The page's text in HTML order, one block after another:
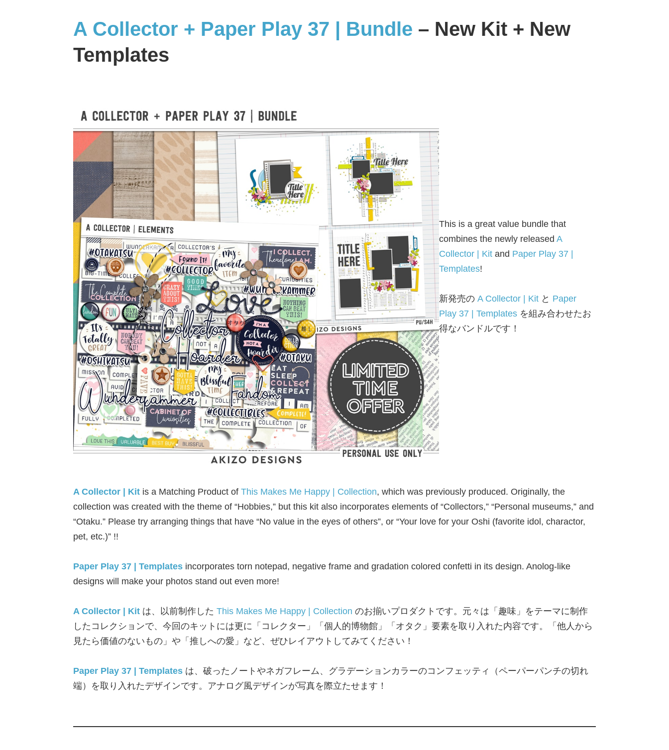
A Collector + Paper Play 37 | Bundle – New Kit + New
Templates
This is a great value bundle that
combines the newly released A
Collector | Kit and Paper Play 37 |
Templates!
新発売の A Collector | Kit と Paper
Play 37 | Templates を組み合わせたお
得なバンドルです！
A Collector | Kit is a Matching Product of This Makes Me Happy | Collection, which was previously produced. Originally, the
collection was created with the theme of “Hobbies,” but this kit also incorporates elements of “Collectors,” “Personal museums,” and
“Otaku.” Please try arranging things that have “No value in the eyes of others”, or “Your love for your Oshi (favorite idol, charactor,
pet, etc.)” !!
Paper Play 37 | Templates incorporates torn notepad, negative frame and gradation colored confetti in its design. Anolog-like
designs will make your photos stand out even more!
A Collector | Kit は、以前制作した This Makes Me Happy | Collection のお揃いプロダクトです。元々は「趣味」をテーマに制作
したコレクションで、今回のキットには更に「コレクター」「個人的博物館」「オタク」要素を取り入れた内容です。「他人から
見たら価値のないもの」や「推しへの愛」など、ぜひレイアウトしてみてください！
Paper Play 37 | Templates は、破ったノートやネガフレーム、グラデーションカラーのコンフェッティ（ペーパーパンチの切れ
端）を取り入れたデザインです。アナログ風デザインが写真を際立たせます！